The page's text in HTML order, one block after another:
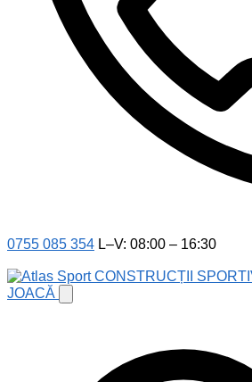
0755 085 354 L–V: 08:00 – 16:30
CONSTRUCȚII
JOACĂ